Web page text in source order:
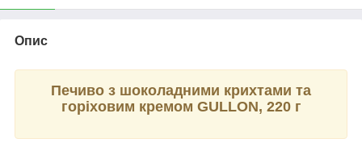
Опис
Печиво з шоколадними крихтами та
горіховим кремом GULLON, 220 г